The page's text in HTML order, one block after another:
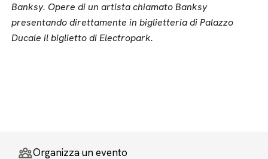
Banksy. Opere di un artista chiamato Banksy
presentando direttamente in biglietteria di Palazzo
Ducale il biglietto di Electropark.
Organizza un evento